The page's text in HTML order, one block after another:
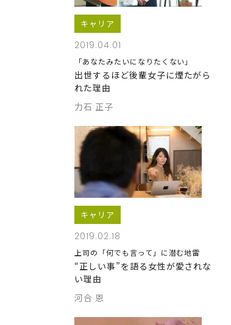
キャリア
2019.04.01
「あなたみたいになりたくない」
出世するほど後輩女子に煙たがら
れた理由
力石 正子
キャリア
2019.02.18
上司の「何でも言って」に潜む地雷
“正しい事”を語る女性が愛されな
い理由
河合 恩